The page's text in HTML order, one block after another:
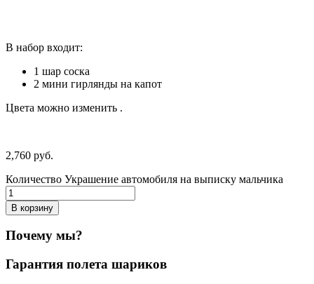
В набор входит:
1 шар соска
2 мини гирлянды на капот
Цвета можно изменить .
2,760 руб.
Количество Украшение автомобиля на выписку мальчика
В корзину
Почему мы?
Гарантия полета шариков